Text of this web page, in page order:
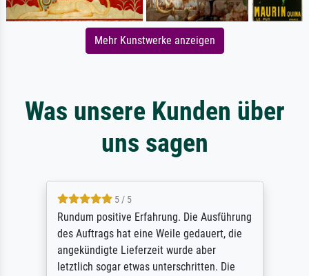
Mehr Kunstwerke anzeigen
Was unsere Kunden über
uns sagen
5 / 5
Rundum positive Erfahrung. Die Ausführung
des Auftrags hat eine Weile gedauert, die
angekündigte Lieferzeit wurde aber
letztlich sogar etwas unterschritten. Die